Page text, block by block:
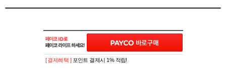
[ 결제혜택 ] 포인트 결제시 1% 적립!